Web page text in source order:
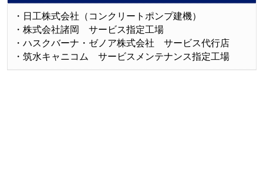
・日工株式会社（コンクリートポンプ建機）
・株式会社諸岡 サービス指定工場
・ハスクバーナ・ゼノア株式会社 サービス代行店
・筑水キャニコム サービスメンテナンス指定工場